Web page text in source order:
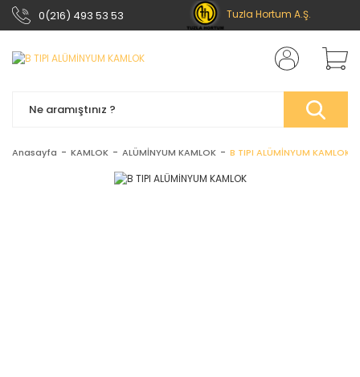
0(216) 493 53 53 Tuzla Hortum A.Ş.
Anasayfa KAMLOK ALÜMİNYUM KAMLOK B TIPI ALÜMİNYUM KAMLOK